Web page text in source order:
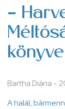
–
könyve
Bartha Diána -
A halál,